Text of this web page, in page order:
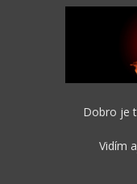
Dobro je
Vidím